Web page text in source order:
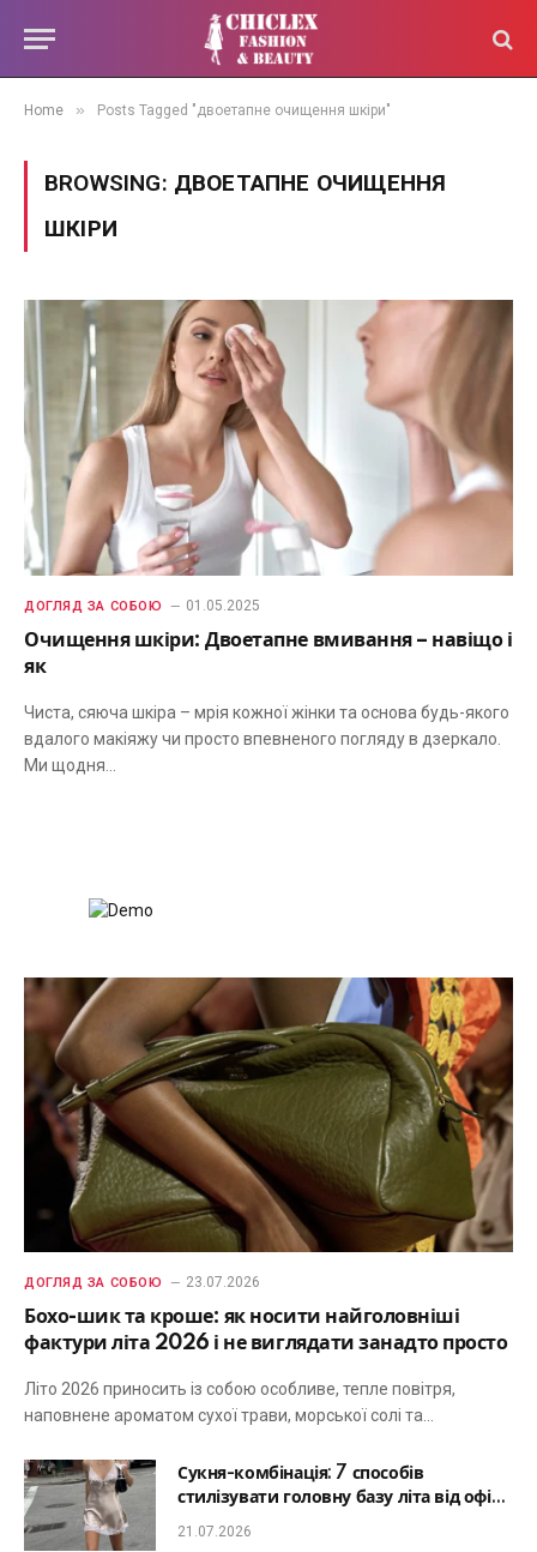
Home » Posts Tagged "двоетапне очищення шкіри"
BROWSING: ДВОЕТАПНЕ ОЧИЩЕННЯ
ШКІРИ
ДОГЛЯД ЗА СОБОЮ 01.05.2025
Очищення шкіри: Двоетапне вмивання – навіщо і
як
Чиста, сяюча шкіра – мрія кожної жінки та основа будь-якого
вдалого макіяжу чи просто впевненого погляду в дзеркало.
Ми щодня…
ДОГЛЯД ЗА СОБОЮ 23.07.2026
Бохо-шик та кроше: як носити найголовніші
фактури літа 2026 і не виглядати занадто просто
Літо 2026 приносить із собою особливе, тепле повітря,
наповнене ароматом сухої трави, морської солі та…
Сукня-комбінація: 7 способів
стилізувати головну базу літа від офісу
до романтичної вечері
21.07.2026